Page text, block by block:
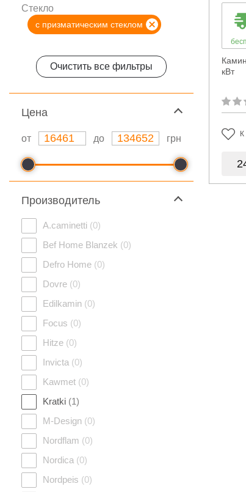
Стекло
с призматическим стеклом
Очистить все фильтры
Цeна
от до грн
Производитель
A.caminetti (0)
Bef Home Blanzek (0)
Defro Home (0)
Dovre (0)
Edilkamin (0)
Focus (0)
Hitze (0)
Invicta (0)
Kawmet (0)
Kratki (1)
M-Design (0)
Nordflam (0)
Nordica (0)
Nordpeis (0)
кВт